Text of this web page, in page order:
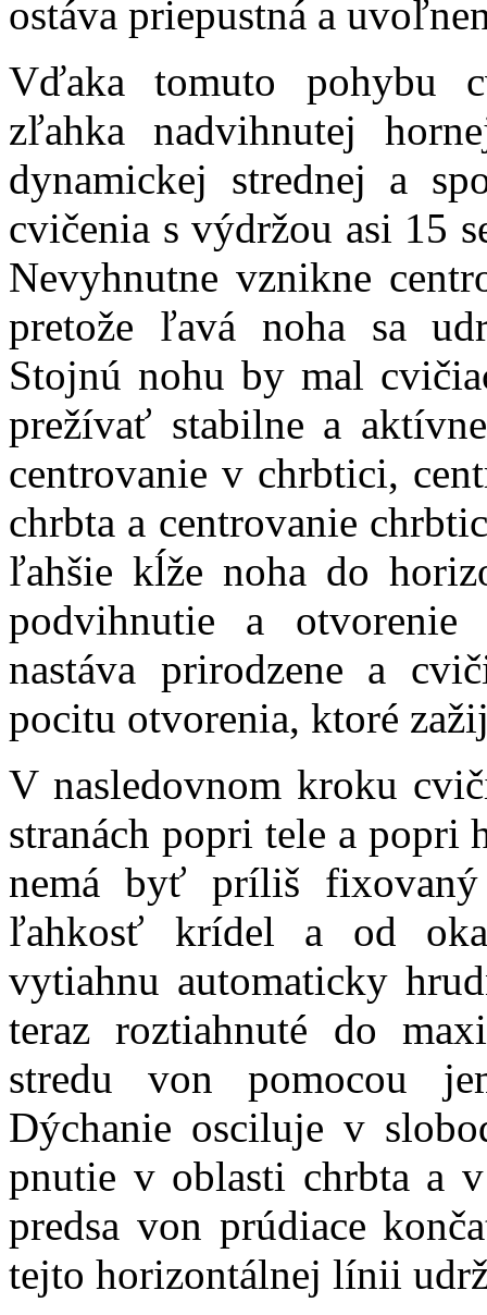
ostáva priepustná a
Vďaka tomuto pohybu
zľahka nadvihnutej
dynamickej strednej a
cvičenia s výdržou asi 15
Nevyhnutne vznikne
pretože ľavá noha sa
Stojnú nohu by mal
prežívať stabilne a
centrovanie v chrbtici,
chrbta a centrovanie
ľahšie kĺže noha do
podvihnutie a otvorenie
nastáva prirodzene a
pocitu otvorenia, ktoré
V nasledovnom kroku
stranách popri tele a popri
nemá byť príliš
ľahkosť krídel a od
vytiahnu automaticky
teraz roztiahnuté do
stredu von pomocou
Dýchanie osciluje v
pnutie v oblasti chrbta a
predsa von prúdiace
tejto horizontálnej línii